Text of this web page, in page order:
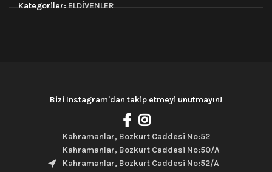
Kategoriler:ELDİVENLER
Bizi Instagram'dan takip etmeyi unutmayın!
Kahramanlar, Bozkurt Caddesi No:52
Kahramanlar, Bozkurt Caddesi No:50/A
Kahramanlar, Bozkurt Caddesi No:52/A